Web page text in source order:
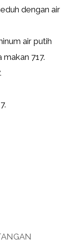
dengan air
air putih
717.